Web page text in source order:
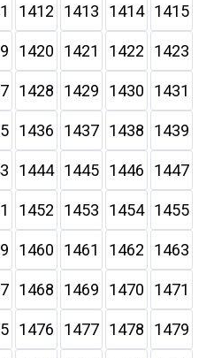
1412 1413 1414 1415
1420 1421 1422 1423
1428 1429 1430 1431
1436 1437 1438 1439
1444 1445 1446 1447
1452 1453 1454 1455
1460 1461 1462 1463
1468 1469 1470 1471
1476 1477 1478 1479